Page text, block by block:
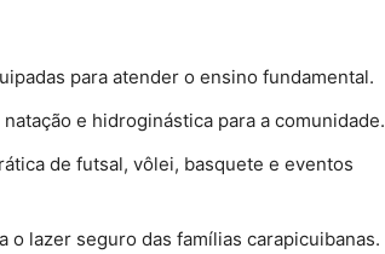
para atender o ensino fundamental.
e hidroginástica para a comunidade.
de futsal, vôlei, basquete e eventos
o lazer seguro das famílias carapicuibanas.